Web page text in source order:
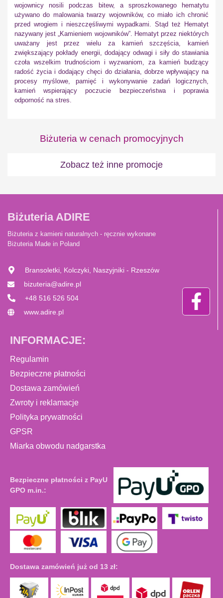
wojownicy nosili podczas bitew, a sproszkowanego hematytu
używano do malowania twarzy wojowników, co miało ich chronić
przed wrogiem i nieszczęśliwymi wypadkami. Stąd też Hematyt
nazywany jest „Kamieniem wojowników”. Hematyt przez niektórych
uważany jest przez wielu za kamień szczęścia, kamień
zwiększający pokłady energii, dodający odwagi i siły do stawiania
czoła wszelkim trudnościom i wyzwaniom, za kamień budzący
radość życia i dodający chęci do działania, dobrze wpływający na
procesy myślowe, pamięć i wykonywanie zadań logicznych,
kamień wspierający poczucie bezpieczeństwa i poprawia
odporność na stres.
Biżuteria w cenach promocyjnych
Zobacz też inne promocje
Biżuteria ADIRE
Biżuteria z kamieni naturalnych - ręcznie wykonane
Biżuteria Made in Poland
Bransoletki, Kolczyki, Naszyjniki - Rzeszów
bizuteria@adire.pl
+48 516 526 504
www.adire.pl
INFORMACJE:
Regulamin
Bezpieczne płatności
Dostawa zamówień
Zwroty i reklamacje
Polityka prywatności
GPSR
Miarka obwodu nadgarstka
Bezpieczne płatności z PayU
GPO m.in.:
Dostawa zamówień już od 13 zł: